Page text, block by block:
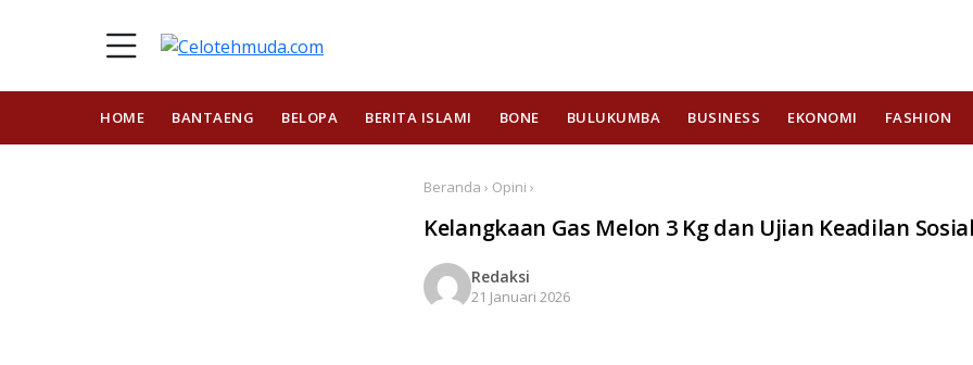
HOME BANTAENG BELOPA BERITA ISLAMI BONE BULUKUMBA BUSINESS EKONOMI FASHION
Beranda › Opini ›
Kelangkaan Gas Melon 3 Kg dan Ujian Keadilan
Redaksi
21 Januari 2026